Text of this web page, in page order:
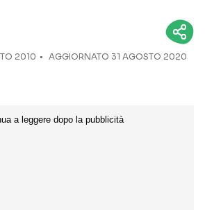
2010
AGGIORNATO 31 AGOSTO 2020